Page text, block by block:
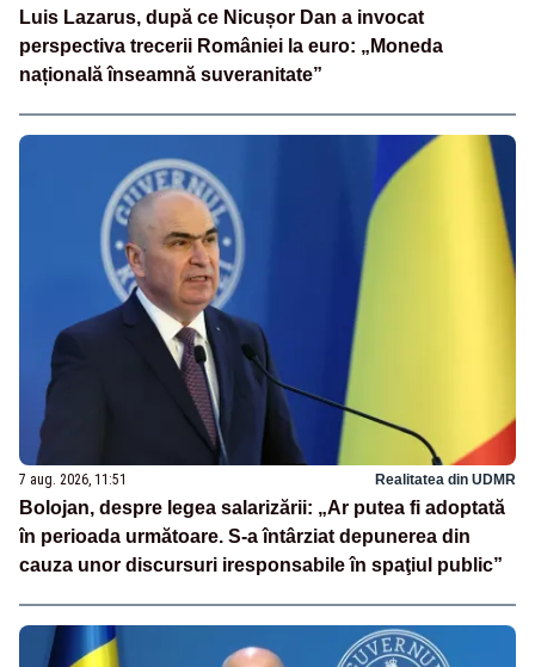
Luis Lazarus, după ce Nicușor Dan a invocat
perspectiva trecerii României la euro: „Moneda
națională înseamnă suveranitate”
7 aug. 2026, 11:51 Realitatea din UDMR
Bolojan, despre legea salarizării: „Ar putea fi adoptată
în perioada următoare. S-a întârziat depunerea din
cauza unor discursuri iresponsabile în spaţiul public”